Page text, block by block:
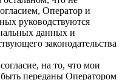
Оператор и
руководствуются
данных и
законодательства
на то, что мои
переданы Оператором